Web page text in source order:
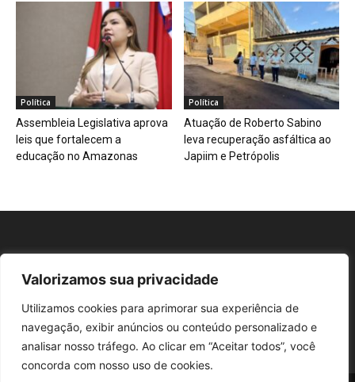
Valorizamos sua privacidade
Utilizamos cookies para aprimorar sua experiência de
navegação, exibir anúncios ou conteúdo personalizado e
analisar nosso tráfego. Ao clicar em “Aceitar todos”, você
concorda com nosso uso de cookies.
Política
Assembleia Legislativa aprova
leis que fortalecem a
educação no Amazonas
Política
Atuação de Roberto Sabino
leva recuperação asfáltica ao
Japiim e Petrópolis
Repórter AM